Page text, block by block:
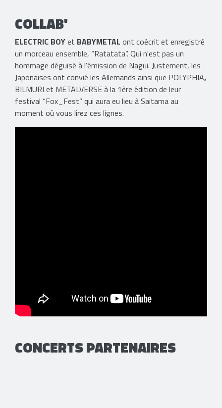
COLLAB'
ELECTRIC BOYet BABYMETAL ont coécrit et enregistré
un morceau ensemble, “Ratatata”. Qui n'est pas un
hommage déguisé à l'émission de Nagui. Justement, les
Japonaises ont convié les Allemands ainsi que POLYPHIA,
BILMURI et METALVERSE à la 1ère édition de leur
festival “Fox_Fest” qui aura eu lieu à Saitama au
moment où vous lirez ces lignes.
CONCERTS PARTENAIRES